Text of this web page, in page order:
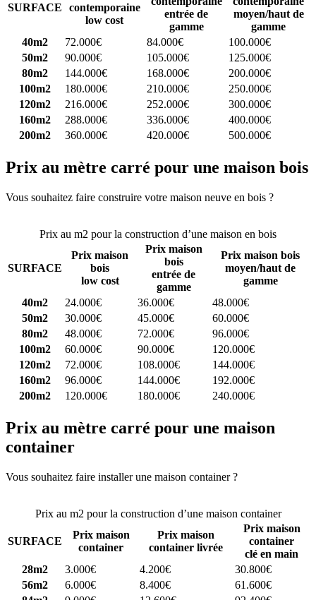
SURFACE
contemporaine
low cost
entrée de
gamme
moyen/haut de
gamme
40m2
72.000€ 84.000€
100.000€
50m2
90.000€ 105.000€
125.000€
80m2
144.000€ 168.000€
200.000€
100m2
180.000€ 210.000€
250.000€
120m2
216.000€ 252.000€
300.000€
160m2
288.000€ 336.000€
400.000€
200m2
360.000€ 420.000€ 500.000€
Prix au mètre carré pour une maison bois
Vous souhaitez faire construire votre maison neuve en bois ?
Prix au m2 pour la construction d’une maison en bois
SURFACE
Prix maison
bois
low cost
Prix maison
bois
entrée de
gamme
Prix maison bois
moyen/haut de
gamme
40m2
24.000€ 36.000€
48.000€
50m2
30.000€ 45.000€
60.000€
80m2
48.000€ 72.000€
96.000€
100m2
60.000€ 90.000€
120.000€
120m2
72.000€ 108.000€
144.000€
160m2
96.000€ 144.000€
192.000€
200m2
120.000€ 180.000€ 240.000€
Prix au mètre carré pour une maison
container
Vous souhaitez faire installer une maison container ?
Prix au m2 pour la construction d’une maison container
SURFACE
Prix maison
container
Prix maison
container livrée
Prix maison
container
clé en main
28m2
3.000€ 4.200€
30.800€
56m2
6.000€ 8.400€
61.600€